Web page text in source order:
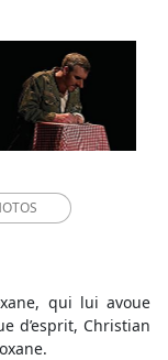
qui lui avoue
d’esprit, Christian